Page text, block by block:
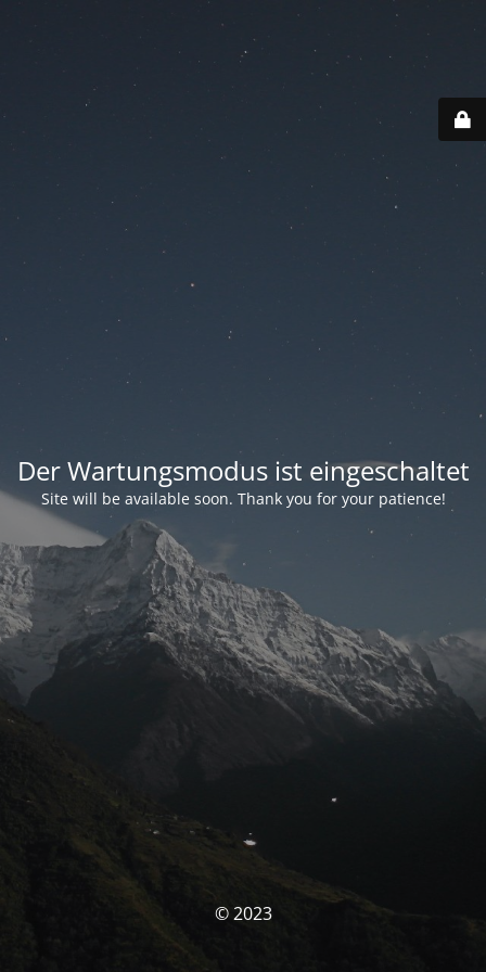
Der Wartungsmodus ist eingeschaltet
Site will be available soon. Thank you for your patience!
© 2023